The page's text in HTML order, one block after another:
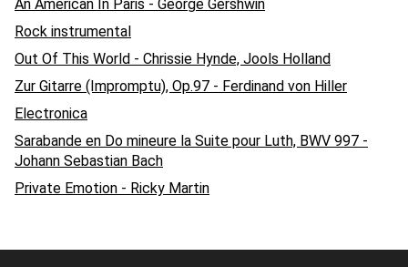
An American In Paris - George Gershwin
Rock instrumental
Out Of This World - Chrissie Hynde, Jools Holland
Zur Gitarre (Impromptu), Op.97 - Ferdinand von Hiller
Electronica
Sarabande en Do mineure la Suite pour Luth, BWV 997 -
Johann Sebastian Bach
Private Emotion - Ricky Martin